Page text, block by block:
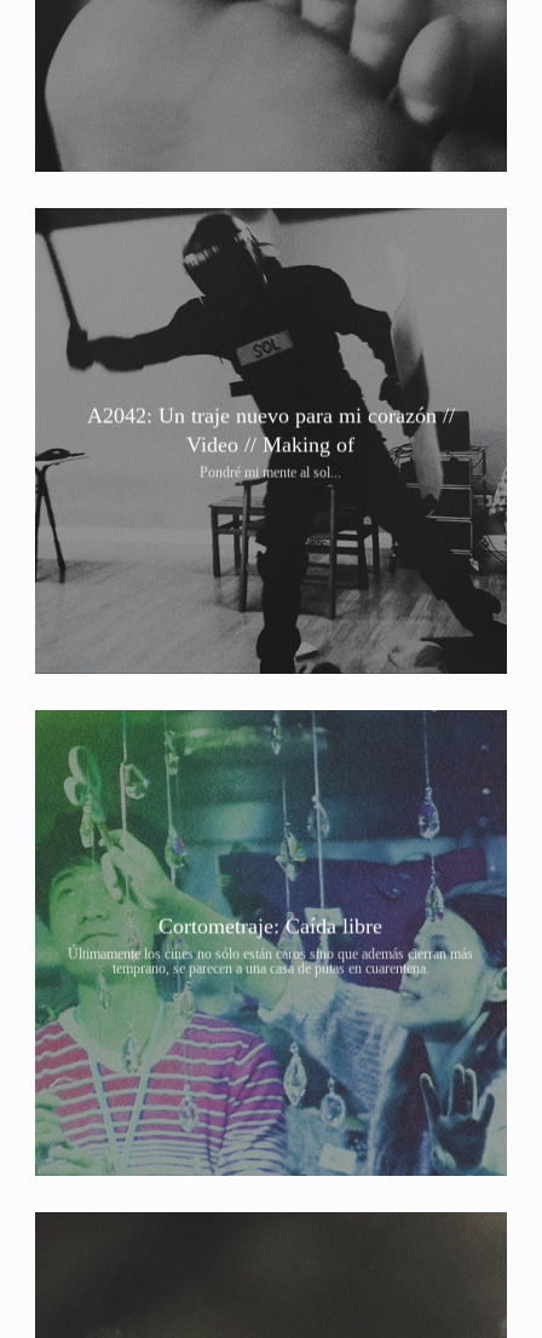
A2042: Un traje nuevo para mi corazón //
Video // Making of
Pondré mi mente al sol...
Cortometraje: Caída libre
Últimamente los cines no sólo están caros sino que además cierran más
temprano, se parecen a una casa de putas en cuarentena.